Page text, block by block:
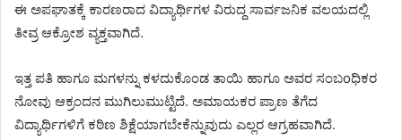
ಈ ಅಪಘಾತಕ್ಕೆ ಕಾರಣರಾದ ವಿದ್ಯಾರ್ಥಿಗಳ ವಿರುದ್ದ ಸಾರ್ವಜನಿಕ ವಲಯದಲ್ಲಿ
ತೀವ್ರ ಆಕ್ರೋಶ ವ್ಯಕ್ತವಾಗಿದೆ.
ಇತ್ತ ಪತಿ ಹಾಗೂ ಮಗಳನ್ನು ಕಳದುಕೊಂಡ ತಾಯಿ ಹಾಗೂ ಅವರ ಸಂಬoಧಿಕರ
ನೋವು ಆಕ್ರಂದನ ಮುಗಿಲುಮುಟ್ಟಿದೆ. ಅಮಾಯಕರ ಪ್ರಾಣ ತೆಗೆದ
ವಿದ್ಯಾರ್ಥಿಗಳಿಗೆ ಕಠಿಣ ಶಿಕ್ಷೆಯಾಗಬೇಕೆನ್ನುವುದು ಎಲ್ಲರ ಆಗ್ರಹವಾಗಿದೆ.